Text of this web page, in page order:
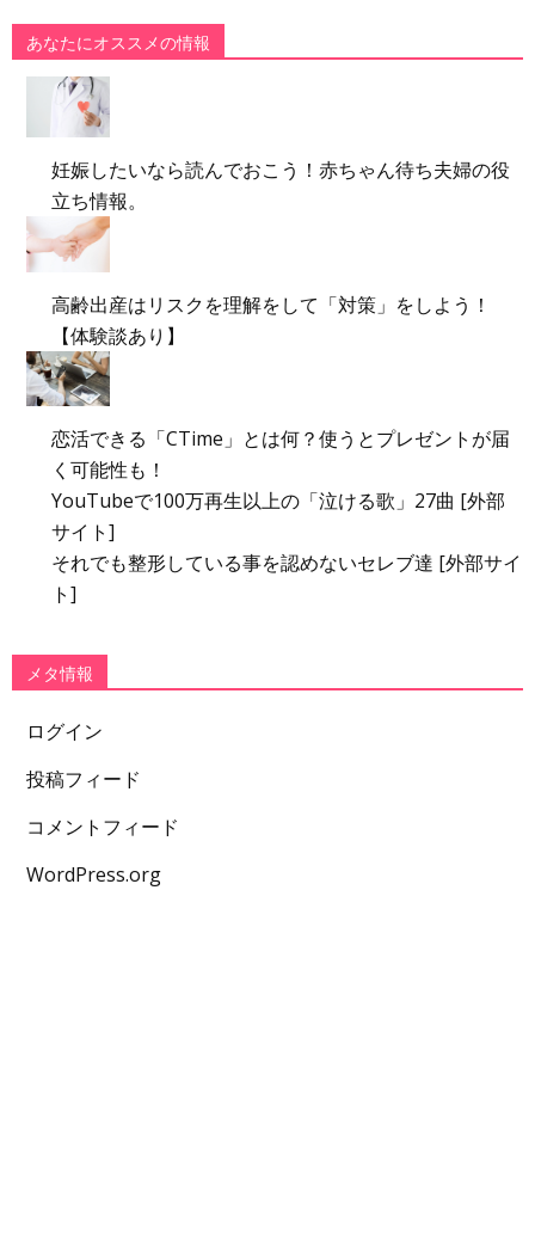
あなたにオススメの情報
妊娠したいなら読んでおこう！赤ちゃん待ち夫婦の役
立ち情報。
高齢出産はリスクを理解をして「対策」をしよう！
【体験談あり】
恋活できる「CTime」とは何？使うとプレゼントが届
く可能性も！
YouTubeで100万再生以上の「泣ける歌」27曲 [外部
サイト]
それでも整形している事を認めないセレブ達 [外部サイ
ト]
メタ情報
ログイン
投稿フィード
コメントフィード
WordPress.org